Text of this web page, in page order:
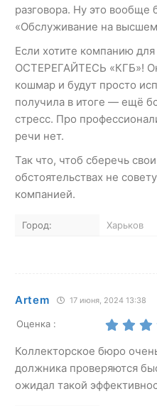
разговора. Ну это вообще
«Обслуживание на
Если хотите компанию
ОСТЕРЕГАЙТЕСЬ «КГБ»!
кошмар и будут просто
получила в итоге — ещё
стресс. Про
речи нет.
Так что, чтоб сберечь
обстоятельствах не
компанией.
Город: Харьков
Artem 17 июня, 2024 13:38
Оценка :
Коллекторское бюро
должника проверяются
ожидал такой